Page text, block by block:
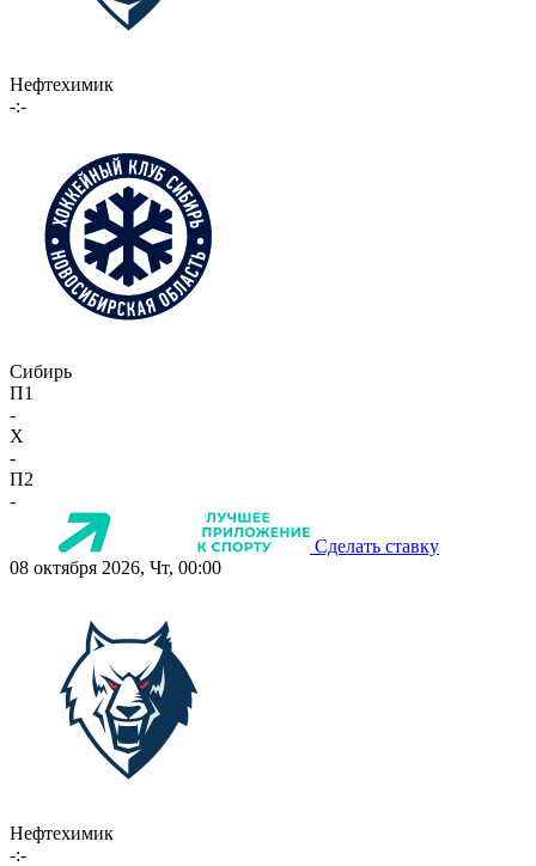
Нефтехимик
-:-
Сибирь
П1
-
X
-
П2
-
Сделать ставку
08 октября 2026, Чт, 00:00
Нефтехимик
-:-